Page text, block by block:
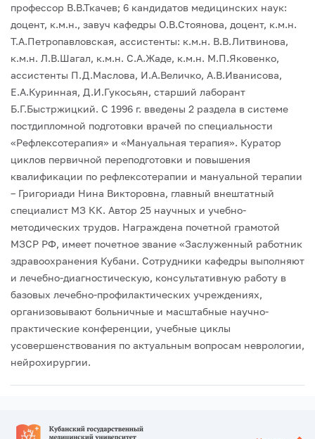
профессор В.В.Ткачев; 6 кандидатов медицинских наук:
доцент, к.м.н., завуч кафедры О.В.Стоянова, доцент, к.м.н.
Т.А.Петропавловская, ассистенты: к.м.н. В.В.Литвинова,
к.м.н. Л.В.Шагал, к.м.н. С.А.Жаде, к.м.н. М.П.Яковенко,
ассистенты П.Д.Маслова, И.А.Величко, А.В.Иванисова,
Е.А.Куринная, Д.И.Гукосьян, старший лаборант
Б.Г.Быстржицкий. С 1996 г. введены 2 раздела в системе
постдипломной подготовки врачей по специальности
«Рефлексотерапия» и «Мануальная терапия». Куратор
циклов первичной переподготовки и повышения
квалификации по рефлексотерапии и мануальной терапии
– Григориади Нина Викторовна, главный внештатный
специалист МЗ КК. Автор 25 научных и учебно-
методических трудов. Награждена почетной грамотой
МЗСР РФ, имеет почетное звание «Заслуженный работник
здравоохранения Кубани. Сотрудники кафедры выполняют
и лечебно-диагностическую, консультативную работу в
базовых лечебно-профилактических учреждениях,
организовывают больничные и масштабные научно-
практические конференции, учебные циклы
усовершенствования по актуальным вопросам неврологии,
нейрохирургии.